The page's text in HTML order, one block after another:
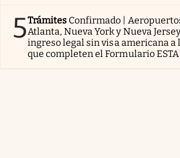
5Trámites Confirmado |
Atlanta, Nueva York y Nueva
ingreso legal sin visa americana a
que completen el Formulario ESTA